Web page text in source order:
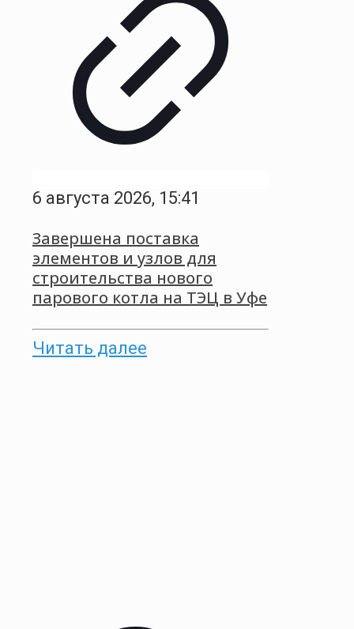
6 августа 2026, 15:41
Завершена поставка
элементов и узлов для
строительства нового
парового котла на ТЭЦ в Уфе
Читать далее